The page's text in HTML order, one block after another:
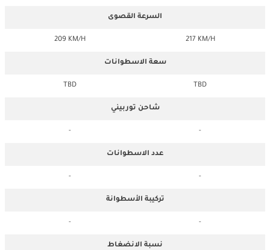
السرعة القصوى
217 KM/H
209 KM/H
سعة الاسطوانات
TBD
TBD
شاحن توربيني
-
-
عدد الاسطوانات
-
-
تركيبة الأسطوانة
-
-
نسبة الانضغاط